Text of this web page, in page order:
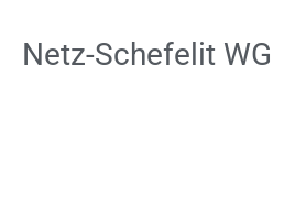
Netz-Schefelit WG